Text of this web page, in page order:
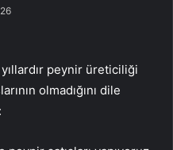
peynir üreticiliği
olmadığını dile